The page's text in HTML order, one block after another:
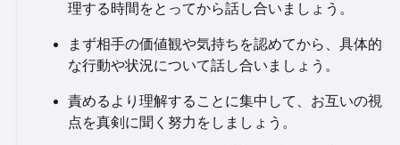
理する時間をとってから話し合いましょう。
まず相手の価値観や気持ちを認めてから、具体的
な行動や状況について話し合いましょう。
責めるより理解することに集中して、お互いの視
点を真剣に聞く努力をしましょう。